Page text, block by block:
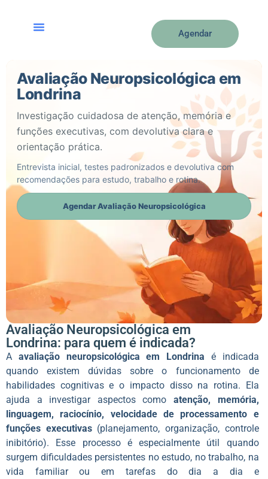
Agendar
Avaliação Neuropsicológica em
Londrina
Investigação cuidadosa de atenção, memória e
funções executivas, com devolutiva clara e
orientação prática.
Entrevista inicial, testes padronizados e devolutiva com
recomendações para estudo, trabalho e rotina.
Agendar Avaliação Neuropsicológica
Avaliação Neuropsicológica em
Londrina: para quem é indicada?
A avaliação neuropsicológica em Londrina é indicada
quando existem dúvidas sobre o funcionamento de
habilidades cognitivas e o impacto disso na rotina. Ela
ajuda a investigar aspectos comoatenção, memória,
linguagem, raciocínio, velocidade de processamento e
funções executivas(planejamento, organização, controle
inibitório). Esse processo é especialmente útil quando
surgem dificuldades persistentes no estudo, no trabalho, na
vida familiar ou em tarefas do dia a dia e